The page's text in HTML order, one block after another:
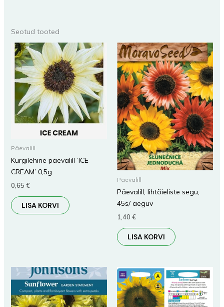
Seotud tooted
Päevalill
Kurgilehine päevalill ‘ICE
CREAM’ 0,5g
0,65 €
LISA KORVI
Päevalill
Päevalill, lihtõieliste segu,
45s/ aeguv
1,40 €
LISA KORVI